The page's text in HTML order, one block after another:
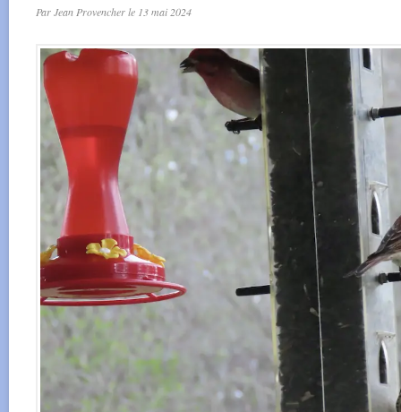
Par Jean Provencher le 13 mai 2024